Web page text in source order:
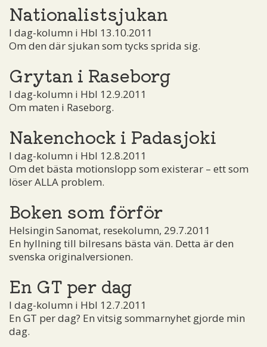
Nationalistsjukan
I dag-kolumn i Hbl 13.10.2011
Om den där sjukan som tycks sprida sig.
Grytan i Raseborg
I dag-kolumn i Hbl 12.9.2011
Om maten i Raseborg.
Nakenchock i Padasjoki
I dag-kolumn i Hbl 12.8.2011
Om det bästa motionslopp som existerar – ett som
löser ALLA problem.
Boken som förför
Helsingin Sanomat, resekolumn, 29.7.2011
En hyllning till bilresans bästa vän. Detta är den
svenska originalversionen.
En GT per dag
I dag-kolumn i Hbl 12.7.2011
En GT per dag? En vitsig sommarnyhet gjorde min
dag.